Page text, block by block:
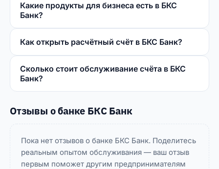
Какие продукты для бизнеса есть в БКС
Банк?
Как открыть расчётный счёт в БКС Банк?
Сколько стоит обслуживание счёта в БКС
Банк?
Отзывы о банке БКС Банк
Пока нет отзывов о банке БКС Банк. Поделитесь
реальным опытом обслуживания — ваш отзыв
первым поможет другим предпринимателям